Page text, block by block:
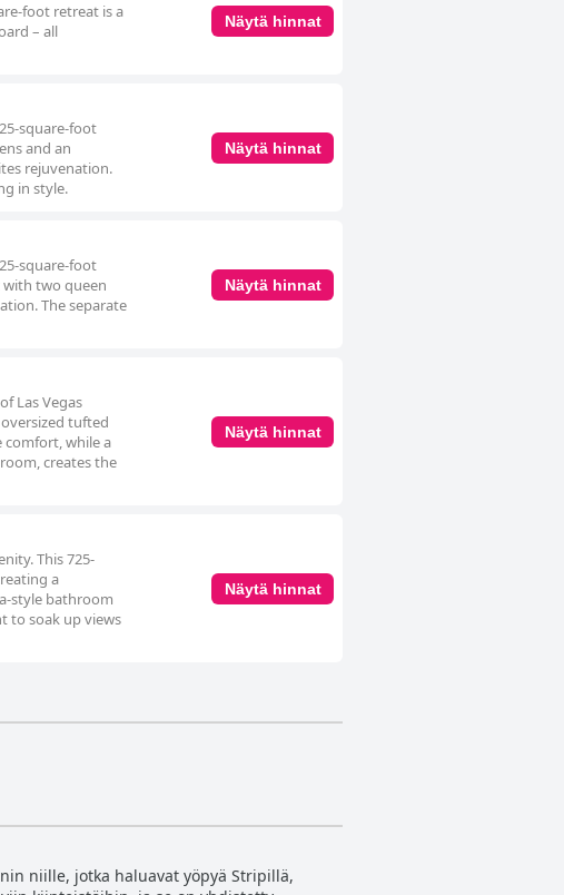
foot retreat is a
– all
Näytä hinnat
square-foot
and an
rejuvenation.
in style.
Näytä hinnat
square-foot
two queen
The separate
Näytä hinnat
Las Vegas
tufted
while a
creates the
Näytä hinnat
This 725-
a
style bathroom
to soak up views
Näytä hinnat
niille, jotka haluavat yöpyä Stripillä,